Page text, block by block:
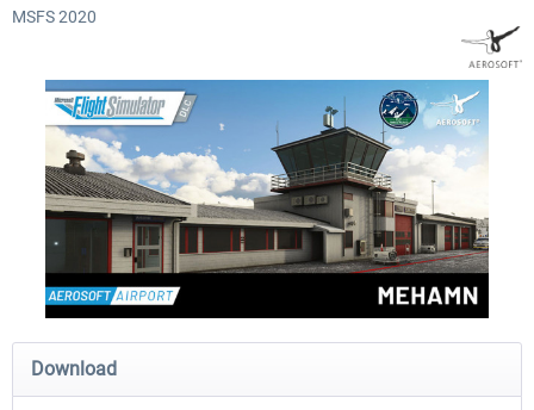
Aerosoft Mega Airport Brussels Aerosoft Airport Cologne/
MSFS 2020
Download